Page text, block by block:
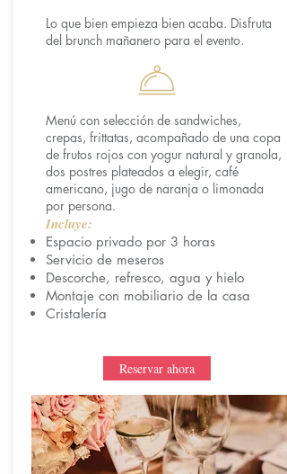
Lo que bien empieza bien acaba. Disfruta
del brunch mañanero para el evento.
Menú con selección de sandwiches,
crepas, frittatas, acompañado de una copa
de frutos rojos con yogur natural y granola,
dos postres plateados a elegir, café
americano, jugo de naranja o limonada
por persona.
Incluye:
Espacio privado por 3 horas
Servicio de meseros
Descorche, refresco, agua y hielo
Montaje con mobiliario de la casa
Cristalería
Reservar ahora